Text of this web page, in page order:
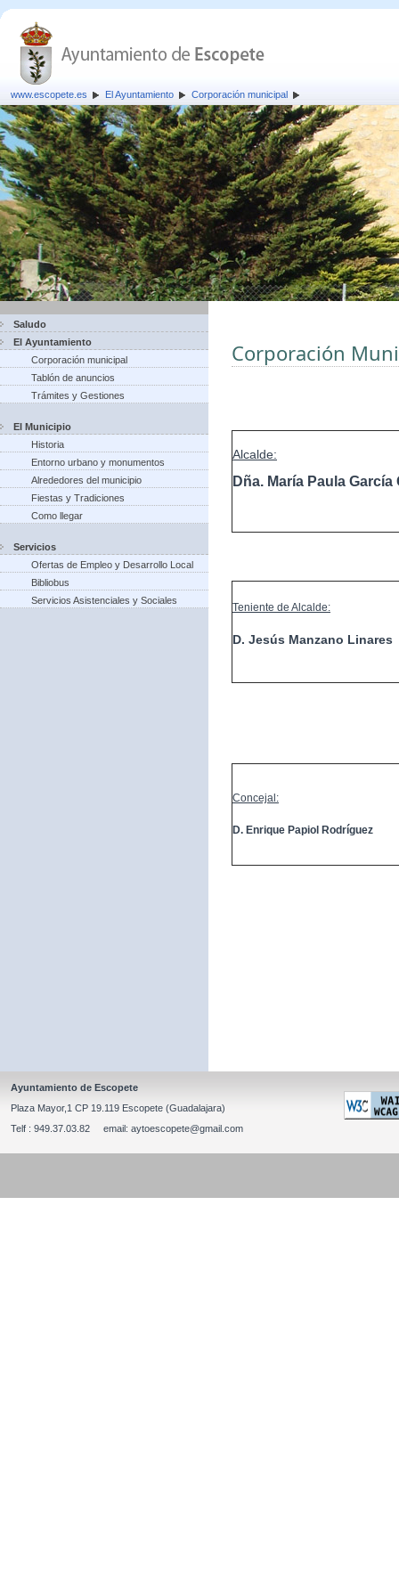
www.escopete.es El Ayuntamiento Corporación municipal
Saludo
El Ayuntamiento
Corporación municipal
Tablón de anuncios
Trámites y Gestiones
El Municipio
Historia
Entorno urbano y monumentos
Alrededores del municipio
Fiestas y Tradiciones
Como llegar
Servicios
Ofertas de Empleo y Desarrollo Local
Bibliobus
Servicios Asistenciales y Sociales
Corporación
Alcalde:
Dña. María Paula
Teniente de Alcalde:
D. Jesús Manzano Linares
Concejal:
D. Enrique Papiol Rodríguez
Ayuntamiento de Escopete
Plaza Mayor,1 CP 19.119 Escopete (Guadalajara)
Telf : 949.37.03.82 email: aytoescopete@gmail.com